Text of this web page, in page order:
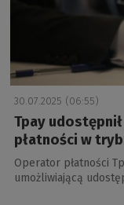
30.07.2025 (06:55)
Tpay
płatności w
Operator płatności
umożliwiającą